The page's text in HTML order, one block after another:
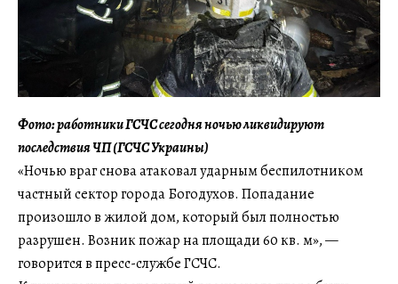
Фото: работники ГСЧС сегодня ночью ликвидируют
последствия ЧП (ГСЧС Украины)
«Ночью враг снова атаковал ударным беспилотником
частный сектор города Богодухов. Попадание
произошло в жилой дом, который был полностью
разрушен. Возник пожар на площади 60 кв. м», —
говорится в пресс-службе ГСЧС.